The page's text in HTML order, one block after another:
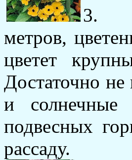
3.
метров,
цветет
Достаточно
и солнечные
подвесных
рассаду.